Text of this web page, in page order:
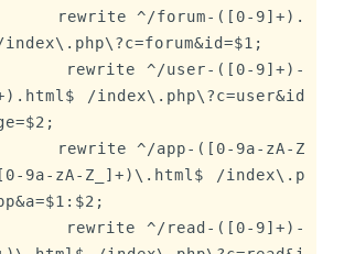
rewrite ^/forum-([0-9]+).
rewrite ^/user-([0-9]+)-
/index\.php\?c=user&id
rewrite ^/app-([0-9a-zA-Z
9a-zA-Z_]+)\.html$ /index\.p
rewrite ^/read-([0-9]+)-